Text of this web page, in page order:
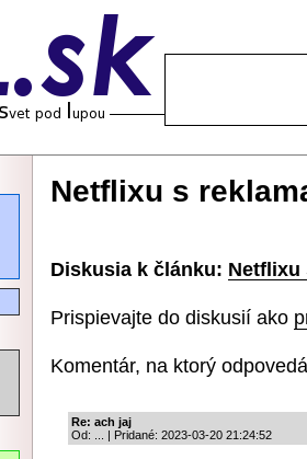
Netflixu s
Diskusia k článku: Netflixu
Prispievajte do diskusií ako
Komentár, na ktorý
Re: ach jaj
Od: ... | Pridané: 2023-03-20 21:24:52